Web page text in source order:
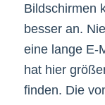
Bildschirmen
besser an.
eine lange E-
hat hier
finden. Die